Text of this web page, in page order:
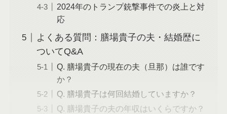
2024年のトランプ銃撃事件での炎上と対
応
よくある質問：膳場貴子の夫・結婚歴に
ついてQ&A
Q. 膳場貴子の現在の夫（旦那）は誰です
か？
Q. 膳場貴子は何回結婚していますか？
Q. 膳場貴子の夫の年収はいくらですか？